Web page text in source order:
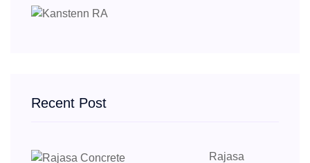
Recent Post
Rajasa